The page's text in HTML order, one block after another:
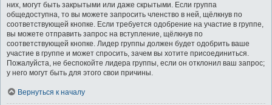
них, могут быть закрытыми или даже скрытыми. Если группа
общедоступна, то вы можете запросить членство в ней, щёлкнув по
соответствующей кнопке. Если требуется одобрение на участие в группе,
вы можете отправить запрос на вступление, щёлкнув по
соответствующей кнопке. Лидер группы должен будет одобрить ваше
участие в группе и может спросить, зачем вы хотите присоединиться.
Пожалуйста, не беспокойте лидера группы, если он отклонил ваш запрос;
у него могут быть для этого свои причины.
Вернуться к началу